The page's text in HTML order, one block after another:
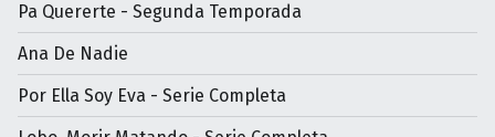
Pa Quererte - Segunda Temporada
Ana De Nadie
Por Ella Soy Eva - Serie Completa